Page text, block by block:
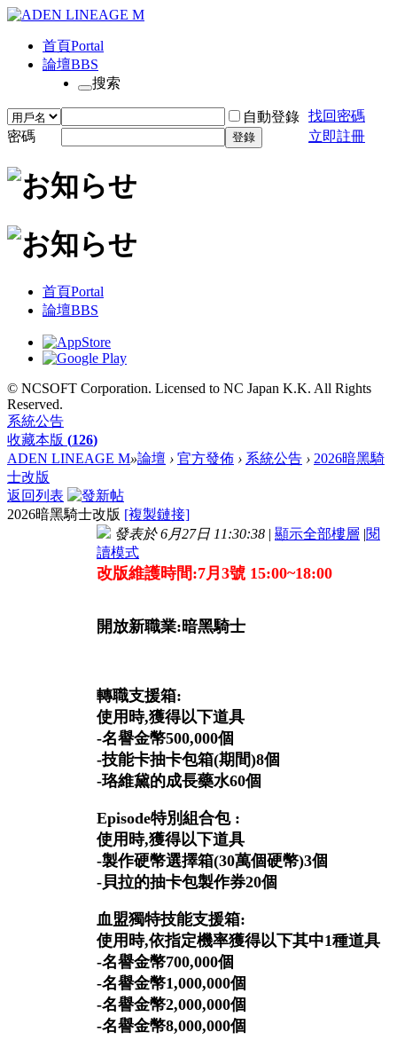
首頁Portal
論壇BBS
搜索
自動登錄 找回密碼
密碼
登錄 立即註冊
首頁Portal
論壇BBS
© NCSOFT Corporation. Licensed to NC Japan K.K. All Rights
Reserved.
系統公告
收藏本版 (126)
ADEN LINEAGE M»論壇 › 官方發佈 › 系統公告 › 2026暗黑騎
士改版
返回列表
2026暗黑騎士改版 [複製鏈接]
發表於 6月27日 11:30:38 | 顯示全部樓層 |閱
讀模式
改版維護時間:7月3號 15:00~18:00
開放新職業:暗黑騎士
轉職支援箱:
使用時,獲得以下道具
-名譽金幣500,000個
-技能卡抽卡包箱(期間)8個
-珞維黛的成長藥水60個
Episode特別組合包 :
使用時,獲得以下道具
-製作硬幣選擇箱(30萬個硬幣)3個
-貝拉的抽卡包製作券20個
血盟獨特技能支援箱:
使用時,依指定機率獲得以下其中1種道具
-名譽金幣700,000個
-名譽金幣1,000,000個
-名譽金幣2,000,000個
-名譽金幣8,000,000個